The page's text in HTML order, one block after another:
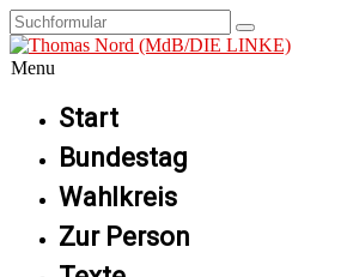
Menu
Start
Bundestag
Wahlkreis
Zur Person